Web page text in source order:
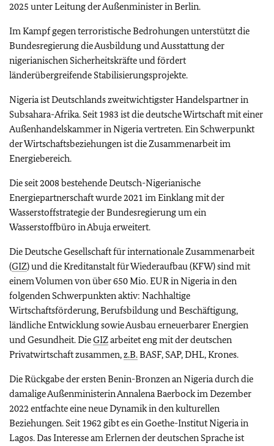
2025 unter Leitung der Außenminister in Berlin.
Im Kampf gegen terroristische Bedrohungen unterstützt die
Bundesregierung die Ausbildung und Ausstattung der
nigerianischen Sicherheitskräfte und fördert
länderübergreifende Stabilisierungsprojekte.
Nigeria ist Deutschlands zweitwichtigster Handelspartner in
Subsahara-Afrika. Seit 1983 ist die deutsche Wirtschaft mit einer
Außenhandelskammer in Nigeria vertreten. Ein Schwerpunkt
der Wirtschaftsbeziehungen ist die Zusammenarbeit im
Energiebereich.
Die seit 2008 bestehende Deutsch-Nigerianische
Energiepartnerschaft wurde 2021 im Einklang mit der
Wasserstoffstrategie der Bundesregierung um ein
Wasserstoffbüro in Abuja erweitert.
Die Deutsche Gesellschaft für internationale Zusammenarbeit
(GIZ) und die Kreditanstalt für Wiederaufbau (KFW) sind mit
einem Volumen von über 650 Mio. EUR in Nigeria in den
folgenden Schwerpunkten aktiv: Nachhaltige
Wirtschaftsförderung, Berufsbildung und Beschäftigung,
ländliche Entwicklung sowie Ausbau erneuerbarer Energien
und Gesundheit. DieGIZarbeitet eng mit der deutschen
Privatwirtschaft zusammen,z.B.BASF, SAP, DHL, Krones.
Die Rückgabe der ersten Benin-Bronzen an Nigeria durch die
damalige Außenministerin Annalena Baerbock im Dezember
2022 entfachte eine neue Dynamik in den kulturellen
Beziehungen. Seit 1962 gibt es ein Goethe-Institut Nigeria in
Lagos. Das Interesse am Erlernen der deutschen Sprache ist